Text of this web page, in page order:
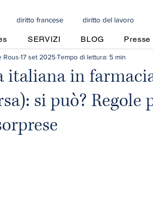
diritto francese diritto del lavoro
commerciale Successioni Agente
procedure concorsuali in Francia
Diritto penale francese
italiana in
si può?
Rous 17 set 2025Tempo di lettura: 5 min
SERVIZI BLOG Presse